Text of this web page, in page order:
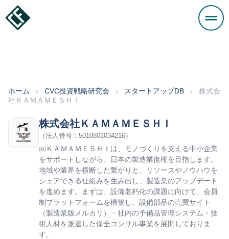
ホーム › CVC投資戦略研究会 › スタートアップDB ›
株式会
社ＫＡＭＡＭＥＳＨＩ
株式会社ＫＡＭＡＭＥＳＨＩ
（法人番号：5010801034216）
㈱ＫＡＭＡＭＥＳＨＩは、モノづくりを支える中小企業
をサポートしながら、日本の製造業復権を目指します。
地域や業界を横断した繋がりと、リソースやノウハウを
シェアできる仕組みを生み出し、製造業のアップデート
を進めます。まずは、設備老朽化の課題に向けて、会員
制プラットフォームを構築し、設備部品の売買サイト
（製造業版メルカリ）・社内の予備品管理システム・技
術人材を派遣した保全コンサル事業を展開しておりま
す。